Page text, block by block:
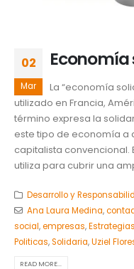
02
Mar
La “economía
utilizado en Francia,
término expresa la
este tipo de economía a
capitalista convencional.
utiliza para cubrir una
Desarrollo y
Ana Laura Medina,
social,empresas,
Politicas,Solidaria,Uziel
READ MORE...